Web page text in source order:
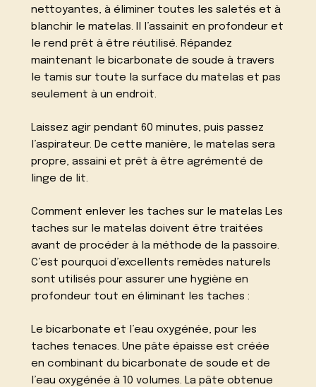
nettoyantes, à éliminer toutes les saletés et à
blanchir le matelas. Il l’assainit en profondeur et
le rend prêt à être réutilisé. Répandez
maintenant le bicarbonate de soude à travers
le tamis sur toute la surface du matelas et pas
seulement à un endroit.
Laissez agir pendant 60 minutes, puis passez
l’aspirateur. De cette manière, le matelas sera
propre, assaini et prêt à être agrémenté de
linge de lit.
Comment enlever les taches sur le matelas Les
taches sur le matelas doivent être traitées
avant de procéder à la méthode de la passoire.
C’est pourquoi d’excellents remèdes naturels
sont utilisés pour assurer une hygiène en
profondeur tout en éliminant les taches :
Le bicarbonate et l’eau oxygénée, pour les
taches tenaces. Une pâte épaisse est créée
en combinant du bicarbonate de soude et de
l’eau oxygénée à 10 volumes. La pâte obtenue